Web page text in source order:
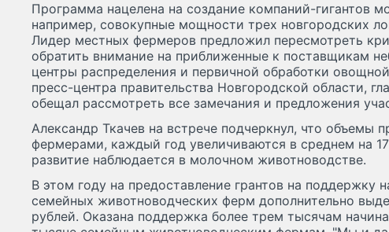
Программа нацелена на создание компаний-гигантов
например, совокупные мощности трех новгородских
Лидер местных фермеров предложил пересмотреть
обратить внимание на приближенные к поставщикам
центры распределения и первичной обработки
пресс-центра правительства Новгородской области,
обещал рассмотреть все замечания и предложения
Александр Ткачев на встрече подчеркнул, что объемы
фермерами, каждый год увеличиваются в среднем на
развитие наблюдается в молочном животноводстве.
В этом году на предоставление грантов на поддержку
семейных животноводческих ферм дополнительно
рублей. Оказана поддержка более трем тысячам